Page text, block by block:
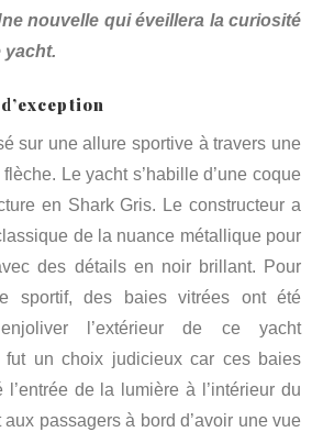
nouvelle qui éveillera la curiosité
yacht.
sur une allure sportive à travers une
Le yacht s’habille d’une coque
en Shark Gris. Le constructeur a
de la nuance métallique pour
des détails en noir brillant. Pour
sportif, des baies vitrées ont été
l’extérieur de ce yacht
fut un choix judicieux car ces baies
l’entrée de la lumière à l’intérieur du
passagers à bord d’avoir une vue